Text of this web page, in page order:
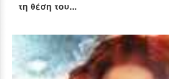
τη θέση του...